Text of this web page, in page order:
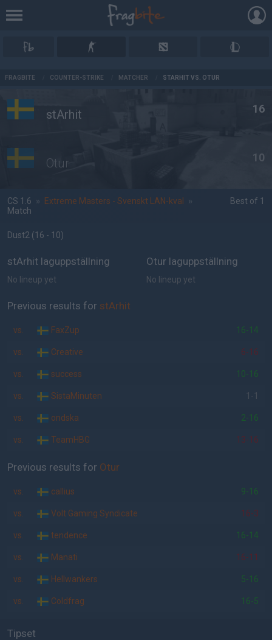
FRAGBITE COUNTER-STRIKE MATCHER STARHIT VS. OTUR
stArhit 16
Otur 10
CS 1.6 » Extreme Masters - Svenskt LAN-kval
»
Match
Best of 1
Dust2 (16 - 10)
stArhit laguppställning
No lineup yet
Otur laguppställning
No lineup yet
Previous results for stArhit
vs. FaxZup 16-14
vs. Creative 6-16
vs. success 10-16
vs. SistaMinuten 1-1
vs. ondska 2-16
vs. TeamHBG 13-16
Previous results for Otur
vs. callius 9-16
vs. Volt Gaming Syndicate 16-3
vs. tendence 16-14
vs. Manati 16-11
vs. Hellwankers 5-16
vs. Coldfrag 16-5
Tipset